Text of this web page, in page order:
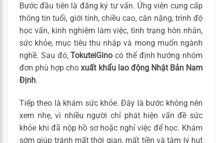
Bước đầu tiên là đăng ký tư vấn. Ứng viên cung cấp
thông tin tuổi, giới tính, chiều cao, cân nặng, trình độ
học vấn, kinh nghiệm làm việc, tình trạng hôn nhân,
sức khỏe, mục tiêu thu nhập và mong muốn ngành
nghề. Sau đó,TokuteiGino có thể định hướng nhóm
đơn phù hợp choxuất khẩu lao động Nhật Bản Nam
Định.
Tiếp theo là khám sức khỏe. Đây là bước không nên
xem nhẹ, vì nhiều người chỉ phát hiện vấn đề sức
khỏe khi đã nộp hồ sơ hoặc nghỉ việc để học. Khám
sớm giúp tránh mất thời gian, mất tiền và tâm lý hụt